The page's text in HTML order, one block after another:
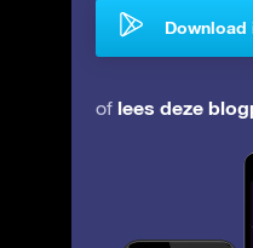
Download
of lees deze